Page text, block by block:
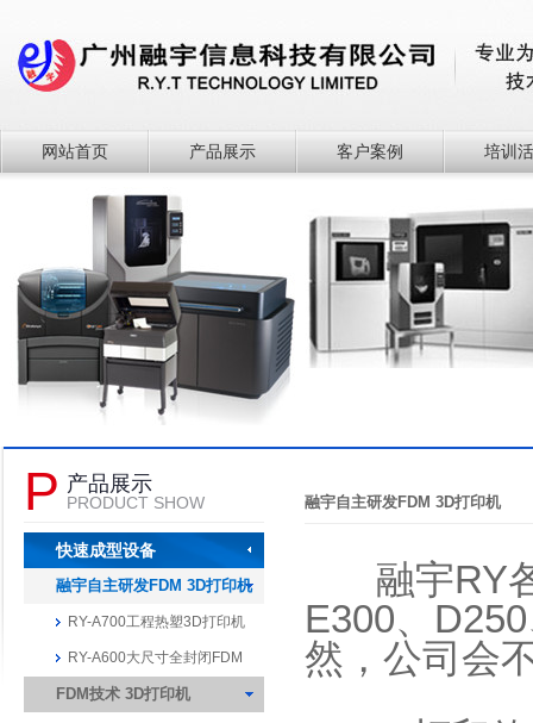
网站首页 产品展示 客户案例 培训
产品展示
P PRODUCT SHOW
快速成型设备
融宇自主研发FDM 3D打印机
RY-A700工程热塑3D打印机
RY-A600大尺寸全封闭FDM
FDM技术 3D打印机
融宇自主研发FDM 3D打印机
融宇RY
E300、
然，公司会